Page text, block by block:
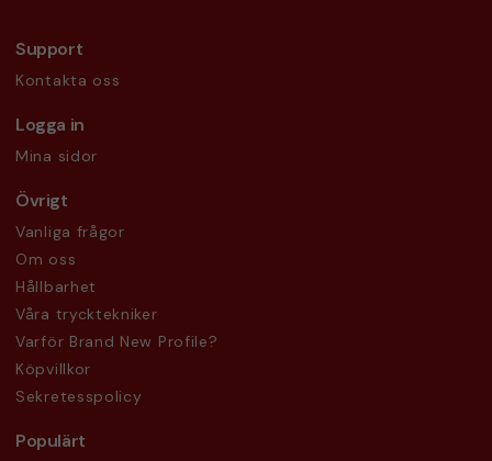
Support
Kontakta oss
Logga in
Mina sidor
Övrigt
Vanliga frågor
Om oss
Hållbarhet
Våra trycktekniker
Varför Brand New Profile?
Köpvillkor
Sekretesspolicy
Populärt